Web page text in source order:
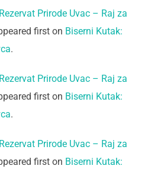
Prirode Uvac – Raj za
first on Biserni Kutak:
.
Prirode Uvac – Raj za
first on Biserni Kutak:
.
Prirode Uvac – Raj za
first on Biserni Kutak: